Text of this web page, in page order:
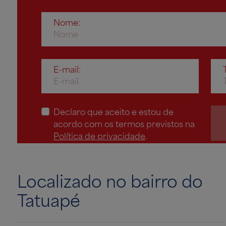
Nome:
E-mail:
Declaro que aceito e estou de
acordo com os termos previstos na
Política de privacidade.
Localizado no bairro do
Tatuapé